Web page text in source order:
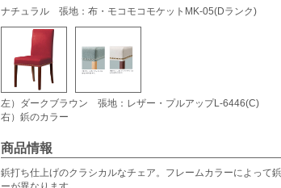
ナチュラル 張地：布・モコモコモケットMK-05(Dランク)
左）ダークブラウン 張地：レザー・プルアップL-6446(C)
右）鋲のカラー
商品情報
鋲打ち仕上げのクラシカルなチェア。フレームカラーによって